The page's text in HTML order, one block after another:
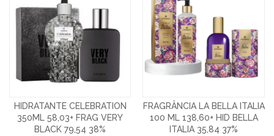
HIDRATANTE CELEBRATION
350ML 58,03+ FRAG VERY
BLACK 79,54 38%
FRAGRÂNCIA LA BELLA ITALIA
100 ML 138,60+ HID BELLA
ITALIA 35,84 37%